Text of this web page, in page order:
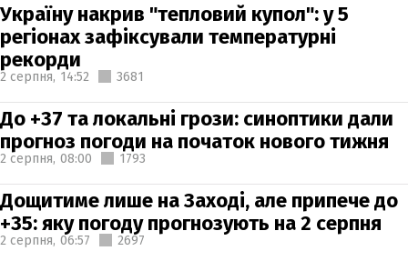
Україну накрив "тепловий купол": у 5
регіонах зафіксували температурні
рекорди
2 серпня, 14:52 3681
До +37 та локальні грози: синоптики дали
прогноз погоди на початок нового тижня
2 серпня, 08:00 1793
Дощитиме лише на Заході, але припече до
+35: яку погоду прогнозують на 2 серпня
2 серпня, 06:57 2697